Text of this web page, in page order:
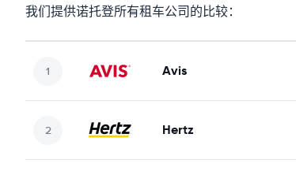
我们提供诺托登所有租车公司的比较：
Avis
Hertz